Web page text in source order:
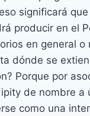
significará
producir en el
en general o
dónde se
Porque por
de nombre a
como una